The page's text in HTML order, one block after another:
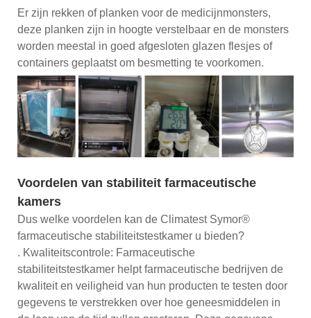
Er zijn rekken of planken voor de medicijnmonsters,
deze planken zijn in hoogte verstelbaar en de monsters
worden meestal in goed afgesloten glazen flesjes of
containers geplaatst om besmetting te voorkomen.
Voordelen van stabiliteit farmaceutische
kamers
Dus welke voordelen kan de Climatest Symor®
farmaceutische stabiliteitstestkamer u bieden?
. Kwaliteitscontrole: Farmaceutische
stabiliteitstestkamer helpt farmaceutische bedrijven de
kwaliteit en veiligheid van hun producten te testen door
gegevens te verstrekken over hoe geneesmiddelen in